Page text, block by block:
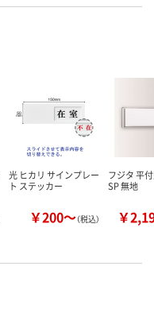
光 ヒカリ サインプレー
ト ステッカー
￥200～（税込）
フジタ 平
SP 無地
￥